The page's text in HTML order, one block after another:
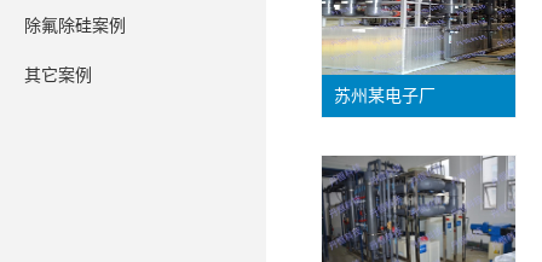
除氟除硅案例
其它案例
苏州某电子厂